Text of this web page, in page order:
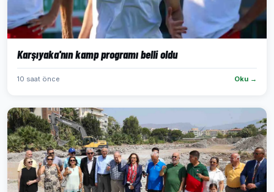
Karşıyaka'nın kamp programı belli oldu
10 saat önce Oku →